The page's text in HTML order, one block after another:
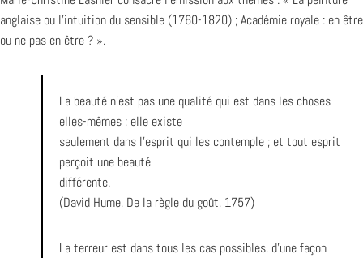
anglaise ou l’intuition du sensible (1760-1820) ; Académie royale : en être
ou ne pas en être ? ».
La beauté n’est pas une qualité qui est dans les choses
elles-mêmes ; elle existe
seulement dans l’esprit qui les contemple ; et tout esprit
perçoit une beauté
différente.
(David Hume, De la règle du goût, 1757)
La terreur est dans tous les cas possibles, d’une façon